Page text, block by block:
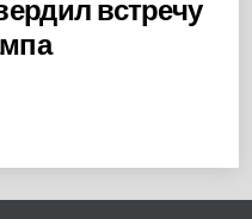
встречу